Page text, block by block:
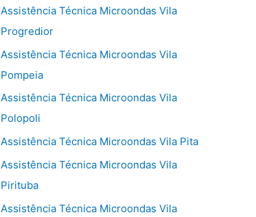
Assistência Técnica Microondas Vila
Progredior
Assistência Técnica Microondas Vila
Pompeia
Assistência Técnica Microondas Vila
Polopoli
Assistência Técnica Microondas Vila Pita
Assistência Técnica Microondas Vila
Pirituba
Assistência Técnica Microondas Vila